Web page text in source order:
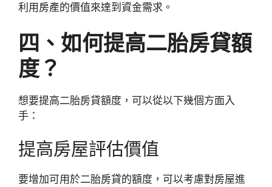
利用房產的價值來達到資金需求。
四、如何提高二胎房貸額
度？
想要提高二胎房貸額度，可以從以下幾個方面入
手：
提高房屋評估價值
要增加可用於二胎房貸的額度，可以考慮對房屋進